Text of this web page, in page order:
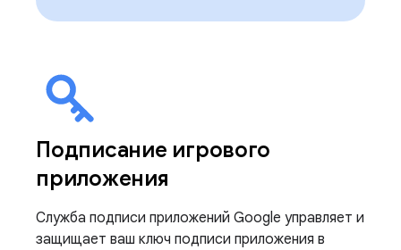
Подписание игрового
приложения
Служба подписи приложений Google управляет и
защищает ваш ключ подписи приложения в